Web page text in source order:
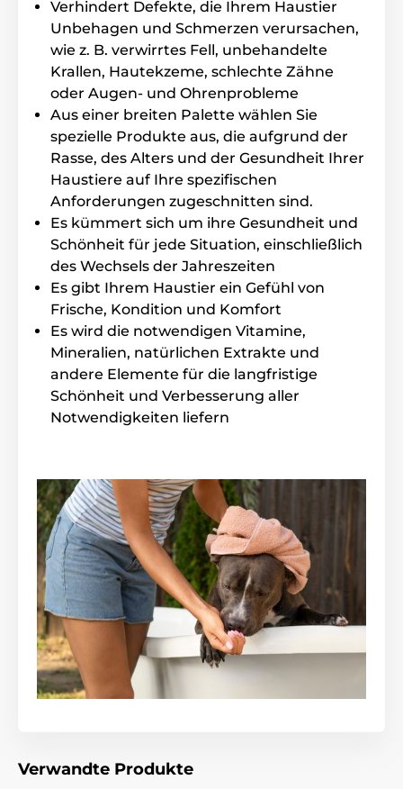
Bürsten und Kämme für Hunde
Für Katzen Fellpflege
Bürsten und Kämme für Katzen Katze
Verhindert Defekte, die Ihrem Haustier
Unbehagen und Schmerzen verursachen,
wie z. B. verwirrtes Fell, unbehandelte
Krallen, Hautekzeme, schlechte Zähne
oder Augen- und Ohrenprobleme
Aus einer breiten Palette wählen Sie
spezielle Produkte aus, die aufgrund der
Rasse, des Alters und der Gesundheit Ihrer
Haustiere auf Ihre spezifischen
Anforderungen zugeschnitten sind.
Es kümmert sich um ihre Gesundheit und
Schönheit für jede Situation, einschließlich
des Wechsels der Jahreszeiten
Es gibt Ihrem Haustier ein Gefühl von
Frische, Kondition und Komfort
Es wird die notwendigen Vitamine,
Mineralien, natürlichen Extrakte und
andere Elemente für die langfristige
Schönheit und Verbesserung aller
Notwendigkeiten liefern
Verwandte Produkte